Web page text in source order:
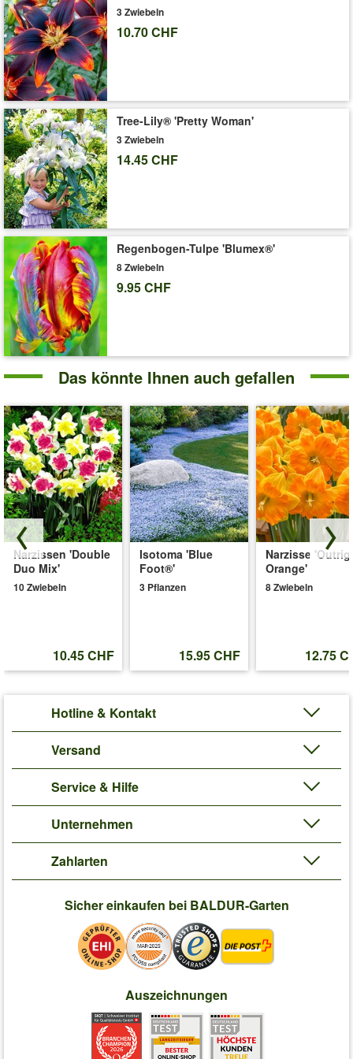
'Doppelt gefüllte Narzissen Prachtmix'
3 Zwiebeln
10.70 CHF
Tree-Lily® 'Pretty Woman'
3 Zwiebeln
14.45 CHF
Regenbogen-Tulpe 'Blumex®'
8 Zwiebeln
9.95 CHF
Das könnte Ihnen auch gefallen
Narzissen 'Double
Duo Mix'
10 Zwiebeln
10.45 CHF
Isotoma 'Blue
Foot®'
3 Pflanzen
15.95 CHF
Narzisse
Orange'
8 Zwiebeln
12.75
Hotline & Kontakt
Versand
Service & Hilfe
Unternehmen
Zahlarten
Sicher einkaufen bei BALDUR-Garten
Auszeichnungen